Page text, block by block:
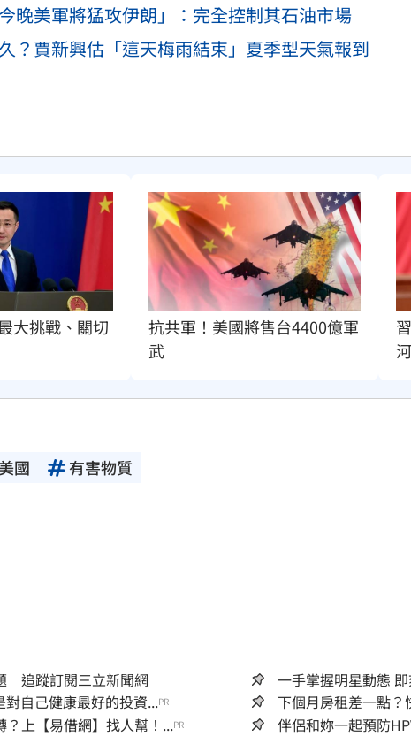
晚美軍將猛攻伊朗」：完全控制其石油市場
？賈新興估「這天梅雨結束」夏季型天氣報到
大挑戰、關切
抗共軍！美國將售台4400億軍
武
美國 有害物質
追蹤訂閱三立新聞網
一
對自己健康最好的投資...PR 下個月房租差一點
？上【易借網】找人幫！...PR 伴侶和妳一起預防